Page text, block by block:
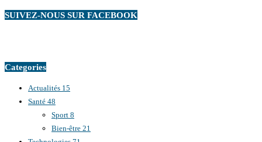
SUIVEZ-NOUS SUR FACEBOOK
Categories
Actualités 15
Santé 48
Sport 8
Bien-être 21